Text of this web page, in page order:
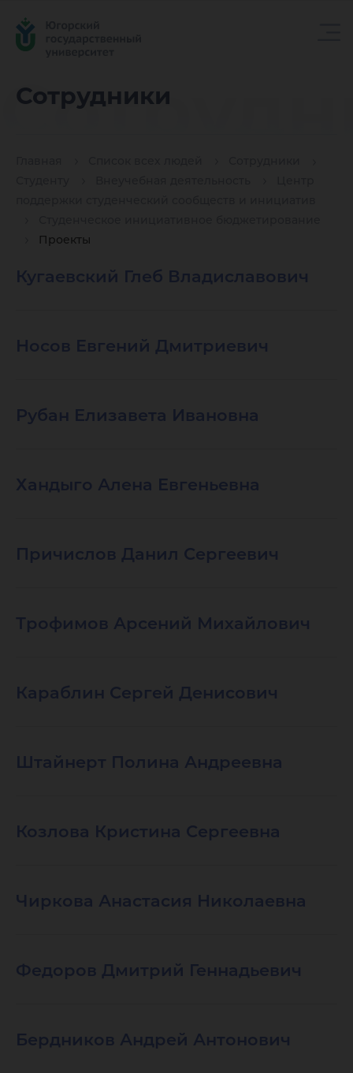
Сотрудники
Проекты
Кугаевский Глеб Владиславович
Носов Евгений Дмитриевич
Рубан Елизавета Ивановна
Хандыго Алена Евгеньевна
Причислов Данил Сергеевич
Трофимов Арсений Михайлович
Караблин Сергей Денисович
Штайнерт Полина Андреевна
Козлова Кристина Сергеевна
Чиркова Анастасия Николаевна
Федоров Дмитрий Геннадьевич
Бердников Андрей Антонович